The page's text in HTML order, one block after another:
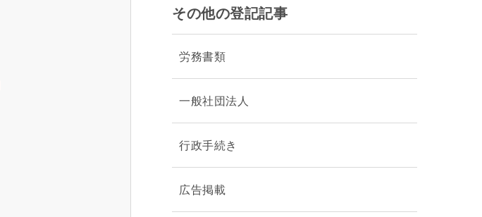
その他の登記記事
労務書類
一般社団法人
行政手続き
広告掲載